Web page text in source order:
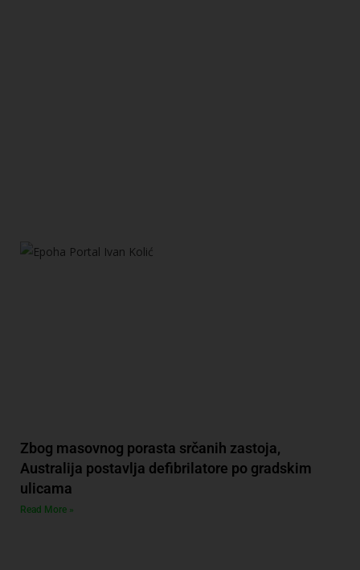
Zbog masovnog porasta srčanih zastoja,
Australija postavlja defibrilatore po gradskim
ulicama
Read More »